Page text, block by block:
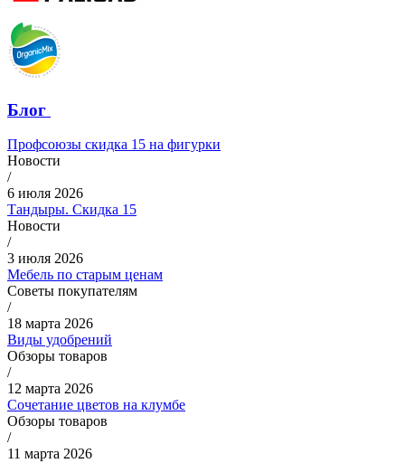
Блог
Профсоюзы скидка 15 на фигурки
Новости
/
6 июля 2026
Тандыры. Скидка 15
Новости
/
3 июля 2026
Мебель по старым ценам
Советы покупателям
/
18 марта 2026
Виды удобрений
Обзоры товаров
/
12 марта 2026
Сочетание цветов на клумбе
Обзоры товаров
/
11 марта 2026